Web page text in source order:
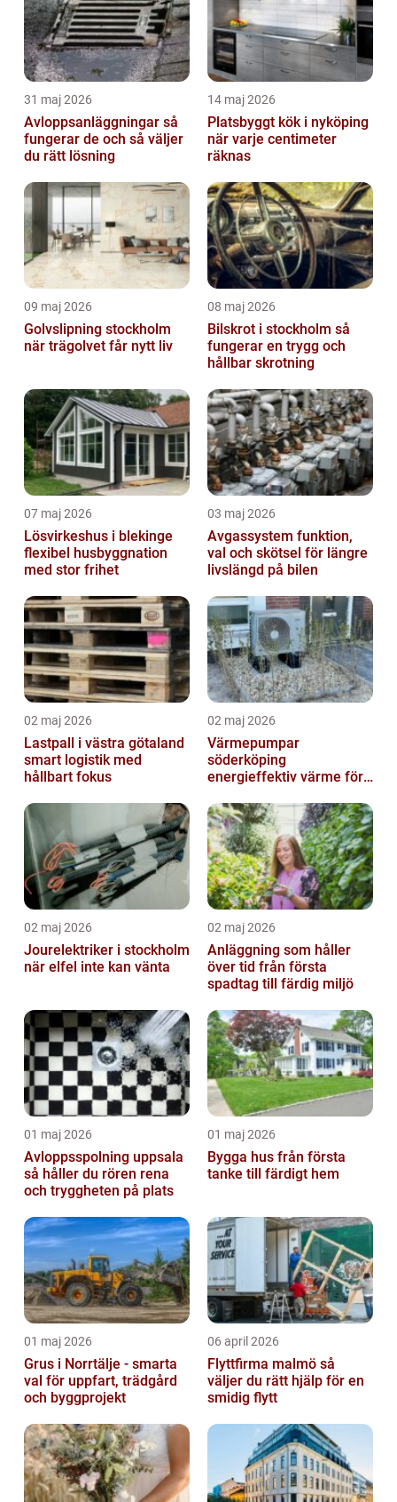
31 maj 2026
Avloppsanläggningar så
fungerar de och så väljer
du rätt lösning
14 maj 2026
Platsbyggt kök i nyköping
när varje centimeter
räknas
09 maj 2026
Golvslipning stockholm
när trägolvet får nytt liv
08 maj 2026
Bilskrot i stockholm så
fungerar en trygg och
hållbar skrotning
07 maj 2026
Lösvirkeshus i blekinge
flexibel husbyggnation
med stor frihet
03 maj 2026
Avgassystem funktion,
val och skötsel för längre
livslängd på bilen
02 maj 2026
Lastpall i västra götaland
smart logistik med
hållbart fokus
02 maj 2026
Värmepumpar
söderköping
energieffektiv värme för
02 maj 2026
Jourelektriker i stockholm
när elfel inte kan vänta
02 maj 2026
Anläggning som håller
över tid från första
spadtag till färdig miljö
01 maj 2026
Avloppsspolning uppsala
så håller du rören rena
och tryggheten på plats
01 maj 2026
Bygga hus från första
tanke till färdigt hem
01 maj 2026
Grus i Norrtälje - smarta
val för uppfart, trädgård
och byggprojekt
06 april 2026
Flyttfirma malmö så
väljer du rätt hjälp för en
smidig flytt